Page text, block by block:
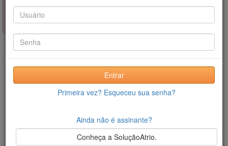
Sessão indisponível (expirada por inatividade ou login não
realizado)
Entrar
Primeira vez? Esqueceu sua senha?
Ainda não é assinante?
Conheça a SoluçãoAtrio.